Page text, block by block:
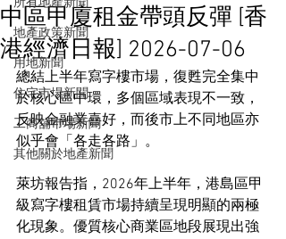
所有地產新聞
地產政策新聞
用地新聞
住宅市場新聞
工商舖市場新聞
其他關於地產新聞
中區甲廈租金帶頭反彈 [香
港經濟日報] 2026-07-06
總結上半年寫字樓市場，復甦完全集中
於核心區中環，多個區域表現不一致，
反映金融業喜好，而後市上不同地區亦
似乎會「各走各路」。
萊坊報告指，2026年上半年，港島區甲
級寫字樓租賃市場持續呈現明顯的兩極
化現象。優質核心商業區地段展現出強